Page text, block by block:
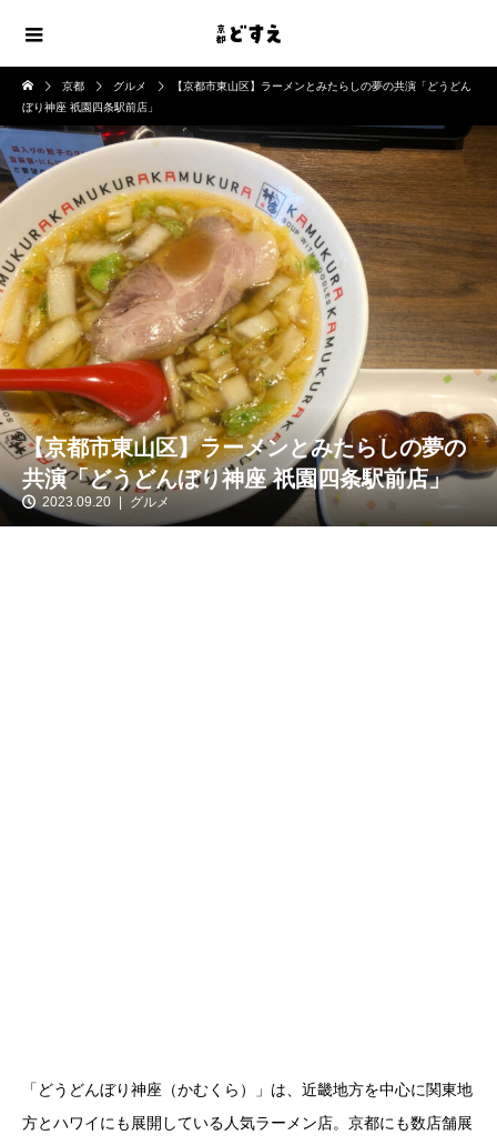
京都 グルメ
【京都市東山区】ラーメンとみたらしの夢の共演「どうどん
ぼり神座 祇園四条駅前店」
【京都市東山区】ラーメンとみたらしの夢の
共演「どうどんぼり神座 祇園四条駅前店」
2023.09.20 グルメ
「どうどんぼり神座（かむくら）」は、近畿地方を中心に関東地
方とハワイにも展開している人気ラーメン店。京都にも数店舗展